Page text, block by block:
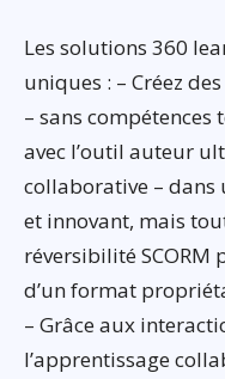
Les solutions 360
uniques : – Créez
– sans compétences
avec l’outil auteur
collaborative –
et innovant, mais
réversibilité
d’un format
– Grâce aux
l’apprentissage